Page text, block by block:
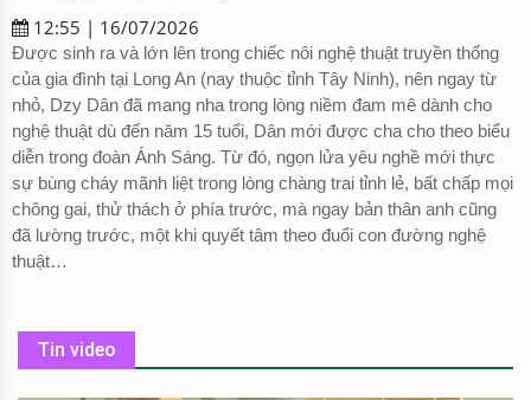
12:55 | 16/07/2026
Được sinh ra và lớn lên trong chiếc nôi nghệ thuật truyền thống
của gia đình tại Long An (nay thuộc tỉnh Tây Ninh), nên ngay từ
nhỏ, Dzy Dân đã mang nha trong lòng niềm đam mê dành cho
nghệ thuật dù đến năm 15 tuổi, Dân mới được cha cho theo biểu
diễn trong đoàn Ánh Sáng. Từ đó, ngọn lửa yêu nghề mới thực
sự bùng cháy mãnh liệt trong lòng chàng trai tỉnh lẻ, bất chấp mọi
chông gai, thử thách ở phía trước, mà ngay bản thân anh cũng
đã lường trước, một khi quyết tâm theo đuổi con đường nghệ
thuật…
Tin video